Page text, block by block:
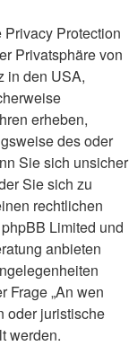
Protection
Privatsphäre von
in den USA,
erheben,
des oder
Sie sich unsicher
Sie sich zu
rechtlichen
Limited und
anbieten
Frage „An wen
oder juristische
werden.